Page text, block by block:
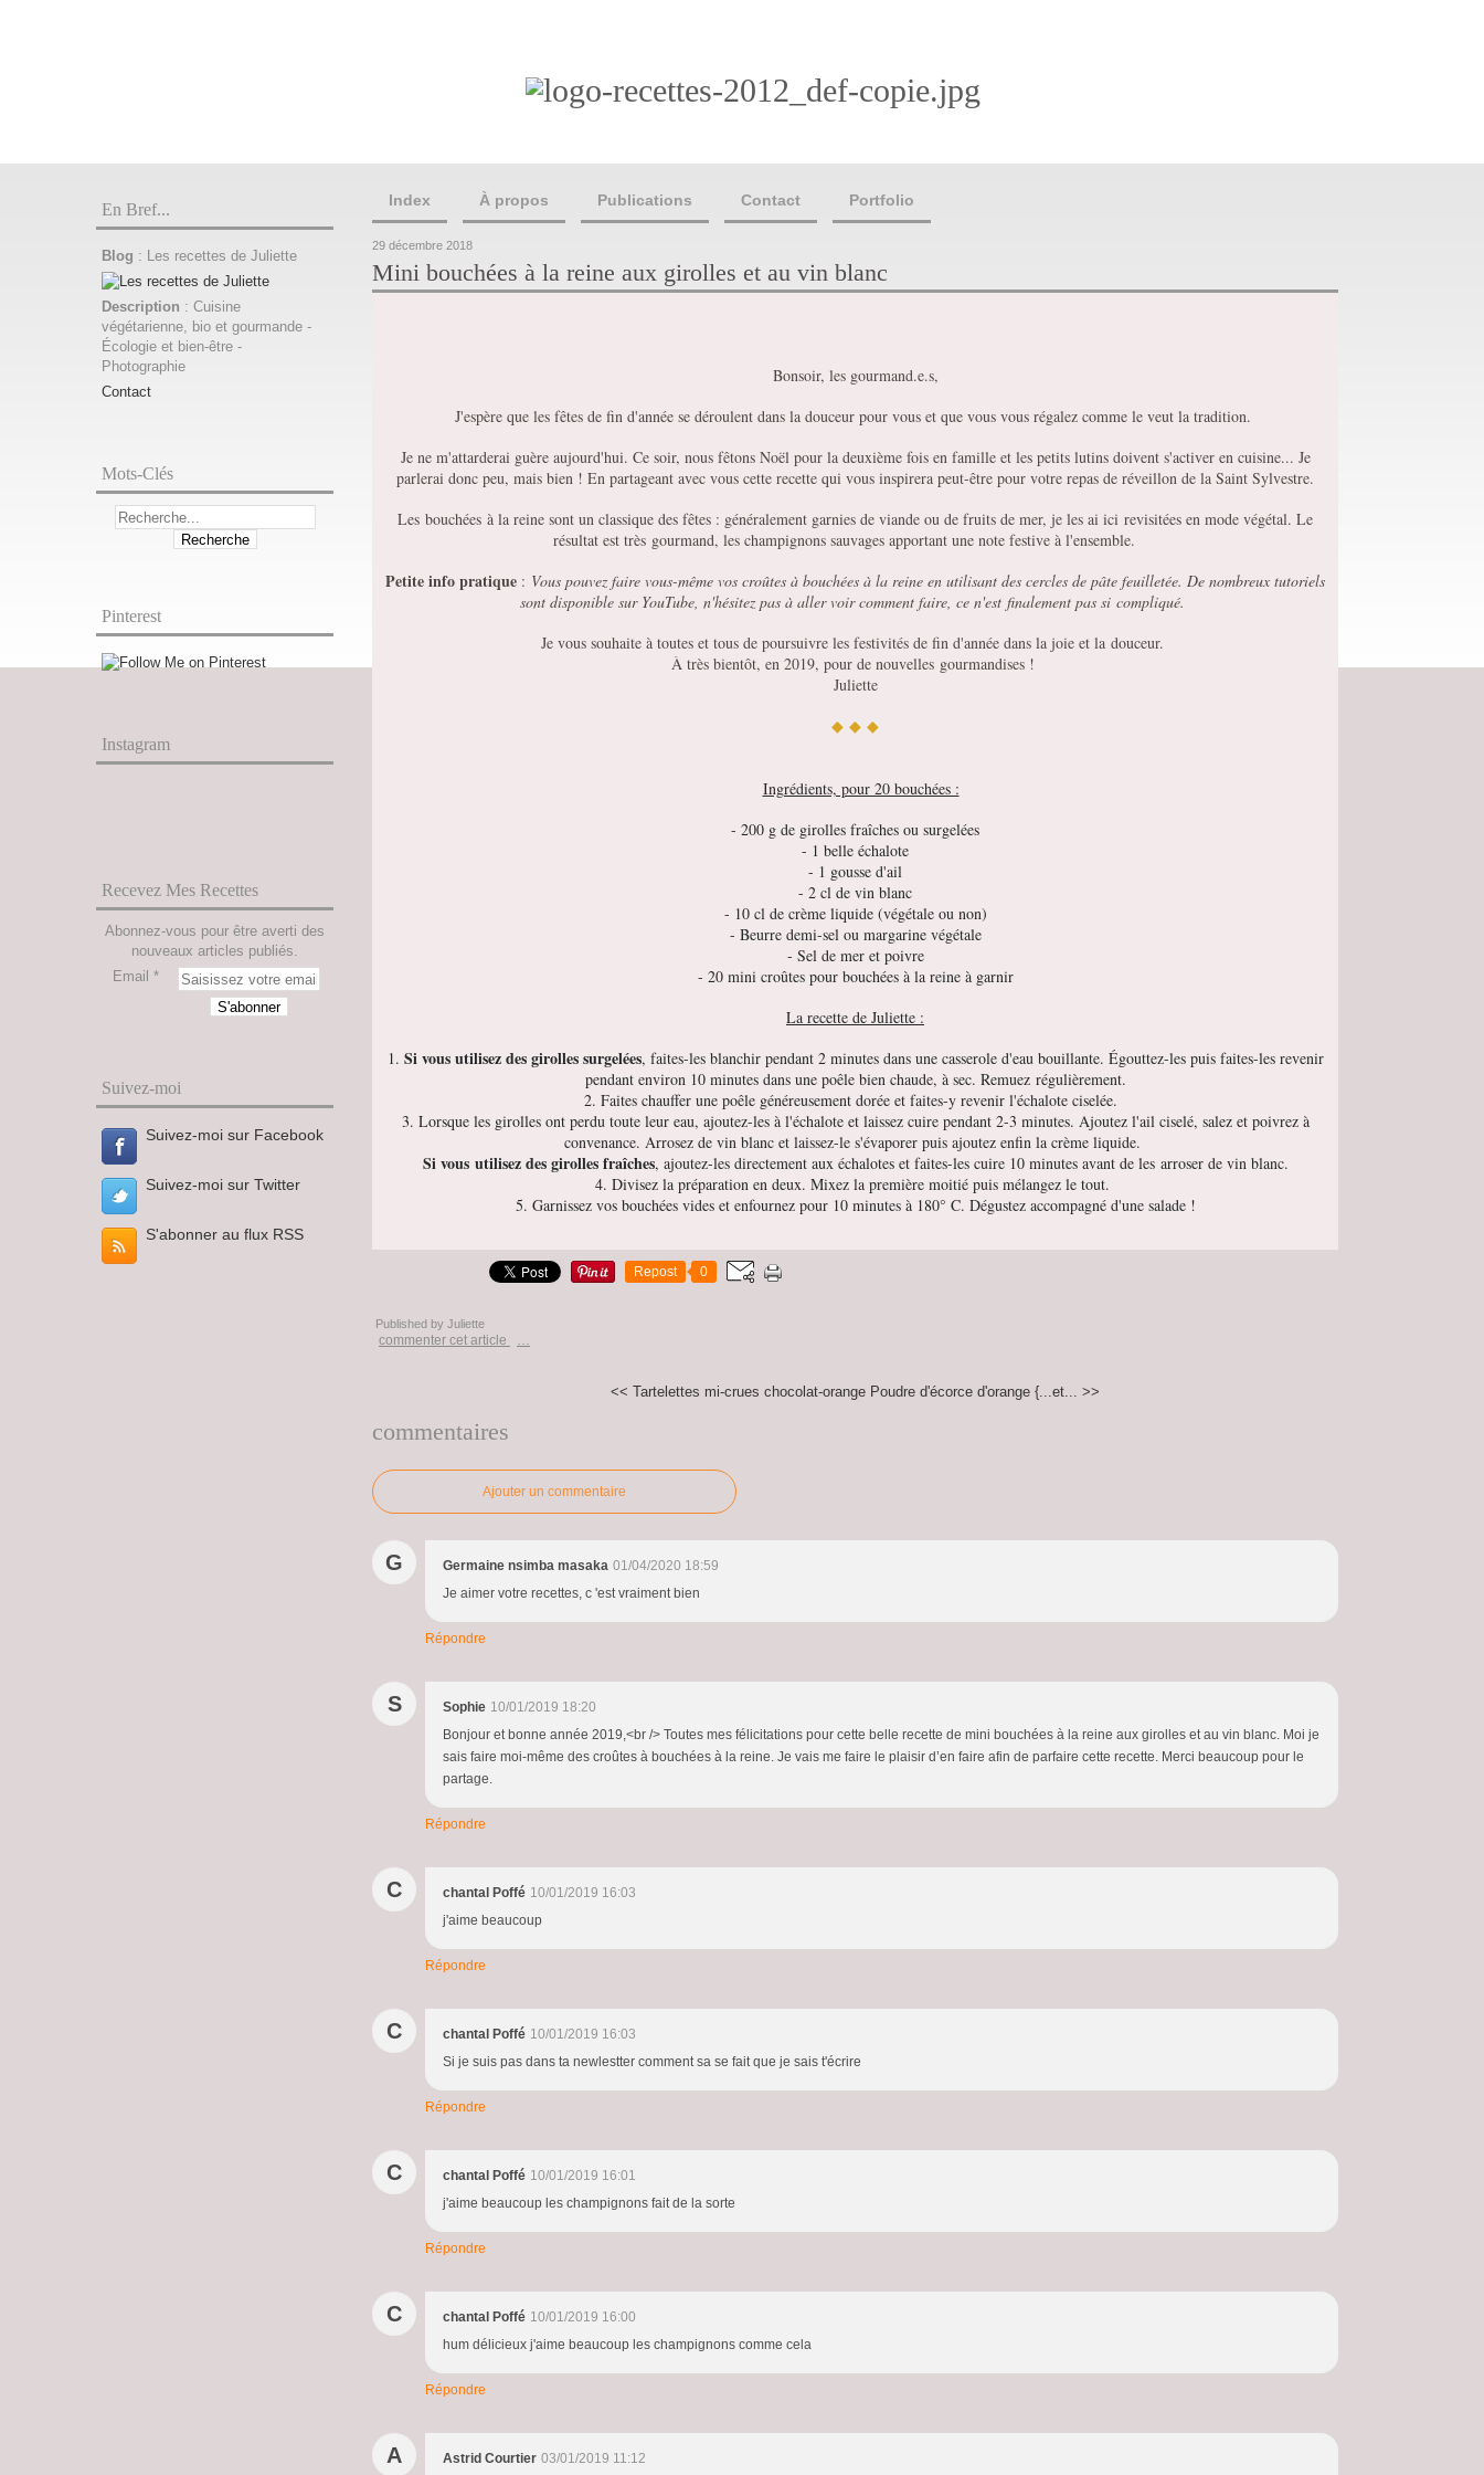
En Bref...
Blog : Les recettes de Juliette
Description : Cuisine
végétarienne, bio et gourmande -
Écologie et bien-être -
Photographie
Contact
Mots-Clés
Pinterest
Instagram
Recevez Mes Recettes
Abonnez-vous pour être averti des
nouveaux articles publiés.
Email
Suivez-moi
Suivez-moi sur Facebook
Suivez-moi sur Twitter
S'abonner au flux RSS
Index À propos Publications Contact Portfolio
29 décembre 2018
Mini bouchées à la reine aux girolles et au vin blanc
Bonsoir, les gourmand.e.s,
J'espère que les fêtes de fin d'année se déroulent dans la douceur pour vous et que vous vous régalez comme le veut la tradition.
Je ne m'attarderai guère aujourd'hui. Ce soir, nous fêtons Noël pour la deuxième fois en famille et les petits lutins doivent s'activer en cuisine... Je
parlerai donc peu, mais bien ! En partageant avec vous cette recette qui vous inspirera peut-être pour votre repas de réveillon de la Saint Sylvestre.
Les bouchées à la reine sont un classique des fêtes : généralement garnies de viande ou de fruits de mer, je les ai ici revisitées en mode végétal. Le
résultat est très gourmand, les champignons sauvages apportant une note festive à l'ensemble.
Petite info pratique : Vous pouvez faire vous-même vos croûtes à bouchées à la reine en utilisant des cercles de pâte feuilletée. De nombreux tutoriels
sont disponible sur YouTube, n'hésitez pas à aller voir comment faire, ce n'est finalement pas si compliqué.
Je vous souhaite à toutes et tous de poursuivre les festivités de fin d'année dans la joie et la douceur.
À très bientôt, en 2019, pour de nouvelles gourmandises !
Juliette
◆ ◆ ◆
Ingrédients, pour 20 bouchées :
- 200 g de girolles fraîches ou surgelées
- 1 belle échalote
- 1 gousse d'ail
- 2 cl de vin blanc
- 10 cl de crème liquide (végétale ou non)
- Beurre demi-sel ou margarine végétale
- Sel de mer et poivre
- 20 mini croûtes pour bouchées à la reine à garnir
La recette de Juliette :
1. Si vous utilisez des girolles surgelées, faites-les blanchir pendant 2 minutes dans une casserole d'eau bouillante. Égouttez-les puis faites-les revenir
pendant environ 10 minutes dans une poêle bien chaude, à sec. Remuez régulièrement.
2. Faites chauffer une poêle généreusement dorée et faites-y revenir l'échalote ciselée.
3. Lorsque les girolles ont perdu toute leur eau, ajoutez-les à l'échalote et laissez cuire pendant 2-3 minutes. Ajoutez l'ail ciselé, salez et poivrez à
convenance. Arrosez de vin blanc et laissez-le s'évaporer puis ajoutez enfin la crème liquide.
Si vous utilisez des girolles fraîches, ajoutez-les directement aux échalotes et faites-les cuire 10 minutes avant de les arroser de vin blanc.
4. Divisez la préparation en deux. Mixez la première moitié puis mélangez le tout.
5. Garnissez vos bouchées vides et enfournez pour 10 minutes à 180° C. Dégustez accompagné d'une salade !
Repost 0
Published by Juliette
commenter cet article …
<< Tartelettes mi-crues chocolat-orange Poudre d'écorce d'orange {...et... >>
commentaires
Ajouter un commentaire
G Germaine nsimba masaka 01/04/2020 18:59
Je aimer votre recettes, c 'est vraiment bien
Répondre
S Sophie 10/01/2019 18:20
Bonjour et bonne année 2019,<br /> Toutes mes félicitations pour cette belle recette de mini bouchées à la reine aux girolles et au vin blanc. Moi je
sais faire moi-même des croûtes à bouchées à la reine. Je vais me faire le plaisir d’en faire afin de parfaire cette recette. Merci beaucoup pour le
partage.
Répondre
C chantal Poffé 10/01/2019 16:03
j'aime beaucoup
Répondre
C chantal Poffé 10/01/2019 16:03
Si je suis pas dans ta newlestter comment sa se fait que je sais t'écrire
Répondre
C chantal Poffé 10/01/2019 16:01
j'aime beaucoup les champignons fait de la sorte
Répondre
C chantal Poffé 10/01/2019 16:00
hum délicieux j'aime beaucoup les champignons comme cela
Répondre
A Astrid Courtier 03/01/2019 11:12